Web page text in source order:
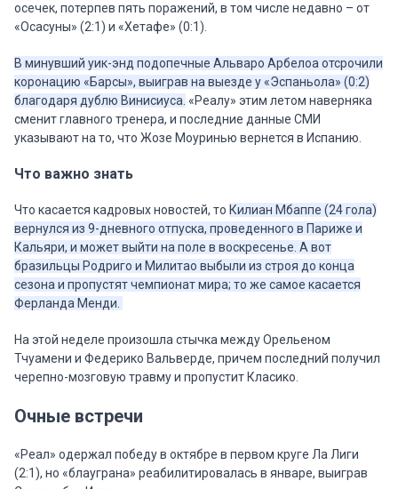
осечек, потерпев пять поражений, в том числе недавно – от
«Осасуны» (2:1) и «Хетафе» (0:1).
В минувший уик-энд подопечные Альваро Арбелоа отсрочили
коронацию «Барсы», выиграв на выезде у «Эспаньола» (0:2)
благодаря дублю Винисиуса. «Реалу» этим летом наверняка
сменит главного тренера, и последние данные СМИ
указывают на то, что Жозе Моуринью вернется в Испанию.
Что важно знать
Что касается кадровых новостей, то Килиан Мбаппе (24 гола)
вернулся из 9-дневного отпуска, проведенного в Париже и
Кальяри, и может выйти на поле в воскресенье. А вот
бразильцы Родриго и Милитао выбыли из строя до конца
сезона и пропустят чемпионат мира; то же самое касается
Ферланда Менди.
На этой неделе произошла стычка между Орельеном
Тчуамени и Федерико Вальверде, причем последний получил
черепно-мозговую травму и пропустит Класико.
Очные встречи
«Реал» одержал победу в октябре в первом круге Ла Лиги
(2:1), но «блауграна» реабилитировалась в январе, выиграв